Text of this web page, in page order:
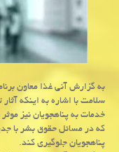
به گزارش آنی غذا معاون
سلامت با اشاره به اینكه آثار
خدمات به پناهجویان نیز
كه در مسائل حقوق بشر با
پناهجویان جلوگیری كند.